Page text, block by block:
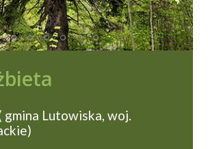
gmina Lutowiska, woj.